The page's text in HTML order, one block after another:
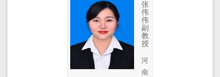
张
伟
伟
副
教
授
河
南